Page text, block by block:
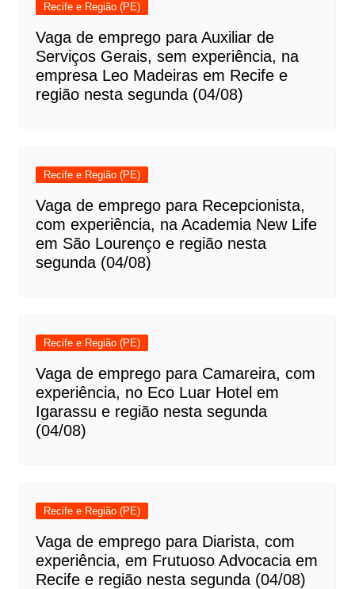
Recife e Região (PE)
Vaga de emprego para Auxiliar de
Serviços Gerais, sem experiência, na
empresa Leo Madeiras em Recife e
região nesta segunda (04/08)
Recife e Região (PE)
Vaga de emprego para Recepcionista,
com experiência, na Academia New Life
em São Lourenço e região nesta
segunda (04/08)
Recife e Região (PE)
Vaga de emprego para Camareira, com
experiência, no Eco Luar Hotel em
Igarassu e região nesta segunda
(04/08)
Recife e Região (PE)
Vaga de emprego para Diarista, com
experiência, em Frutuoso Advocacia em
Recife e região nesta segunda (04/08)